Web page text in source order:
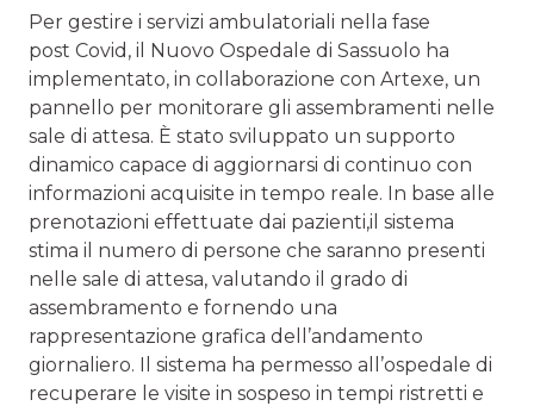
Per gestire i servizi ambulatoriali nella fase
post Covid, il Nuovo Ospedale di Sassuolo ha
implementato, in collaborazione con Artexe, un
pannello per monitorare gli assembramenti nelle
sale di attesa. È stato sviluppato un supporto
dinamico capace di aggiornarsi di continuo con
informazioni acquisite in tempo reale. In base alle
prenotazioni effettuate dai pazienti,il sistema
stima il numero di persone che saranno presenti
nelle sale di attesa, valutando il grado di
assembramento e fornendo una
rappresentazione grafica dell’andamento
giornaliero. Il sistema ha permesso all’ospedale di
recuperare le visite in sospeso in tempi ristretti e